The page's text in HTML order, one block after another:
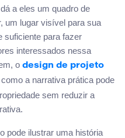
a eles um quadro de
um lugar visível para sua
suficiente para fazer
interessados nessa
o design de projeto
a narrativa prática pode
sem reduzir a
pode ilustrar uma história